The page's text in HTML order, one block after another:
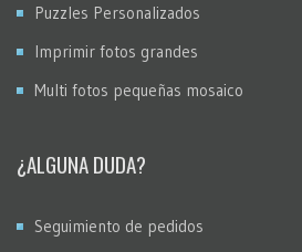
Puzzles Personalizados
Imprimir fotos grandes
Multi fotos pequeñas mosaico
¿ALGUNA DUDA?
Seguimiento de pedidos